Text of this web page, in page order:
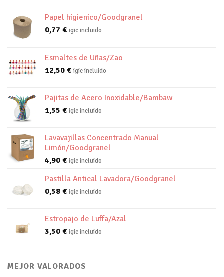
Papel higienico/Goodgranel
0,77 € igic incluido
Esmaltes de Uñas/Zao
12,50 € igic incluido
Pajitas de Acero Inoxidable/Bambaw
1,55 € igic incluido
Lavavajillas Concentrado Manual
Limón/Goodgranel
4,90 € igic incluido
Pastilla Antical Lavadora/Goodgranel
0,58 € igic incluido
Estropajo de Luffa/Azal
3,50 € igic incluido
MEJOR VALORADOS